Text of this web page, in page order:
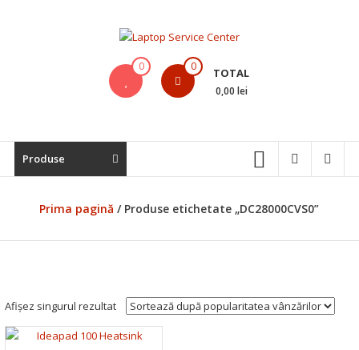
Bistrita,
Service
Laptop,
Reparatii
Notebook-
Macbook-
uri
0 0 TOTAL
0,00 lei
Produse
Prima pagină / Produse etichetate „DC28000CVS0”
Afișez singurul rezultat